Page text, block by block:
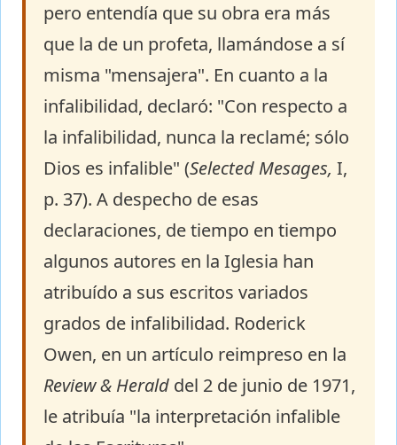
pero entendía que su obra era más
que la de un profeta, llamándose a sí
misma "mensajera". En cuanto a la
infalibilidad, declaró: "Con respecto a
la infalibilidad, nunca la reclamé; sólo
Dios es infalible" (Selected Mesages, I,
p. 37). A despecho de esas
declaraciones, de tiempo en tiempo
algunos autores en la Iglesia han
atribuído a sus escritos variados
grados de infalibilidad. Roderick
Owen, en un artículo reimpreso en la
Review & Heralddel 2 de junio de 1971,
le atribuía "la interpretación infalible